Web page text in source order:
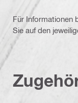
Für Informationen
Sie auf den